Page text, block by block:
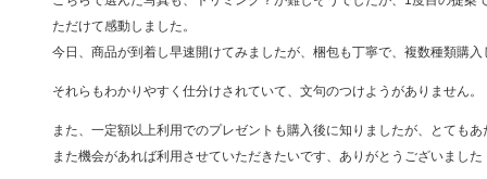
ただけて感動しました。
今日、商品が到着し早速開けてみましたが、梱包も丁寧で、複数種類購入
それらもわかりやすく仕分けされていて、文句のつけようがありません。
また、一定額以上利用でのプレゼントも購入後に知りましたが、とても
また機会があれば利用させていただきたいです、ありがとうございました